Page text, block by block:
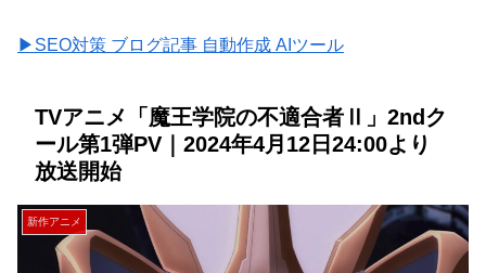
▶SEO対策 ブログ記事 自動作成 AIツール
TVアニメ「魔王学院の不適合者Ⅱ」2ndク
ール第1弾PV｜2024年4月12日24:00より
放送開始
新作アニメ